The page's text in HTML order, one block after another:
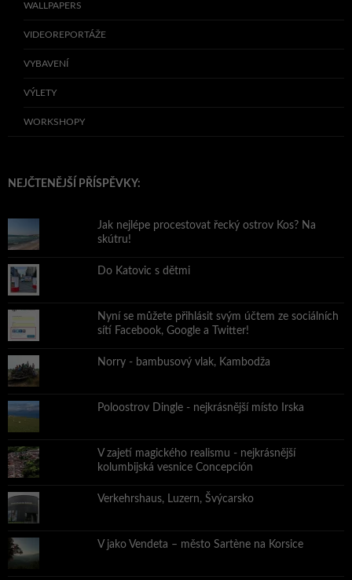
WALLPAPERS
VIDEOREPORTÁŽE
VYBAVENÍ
VÝLETY
WORKSHOPY
NEJČTENĚJŠÍ PŘÍSPĚVKY:
Jak nejlépe procestovat řecký ostrov Kos? Na
skútru!
Do Katovic s dětmi
Nyní se můžete přihlásit svým účtem ze sociálních
sítí Facebook, Google a Twitter!
Norry - bambusový vlak, Kambodža
Poloostrov Dingle - nejkrásnější místo Irska
V zajetí magického realismu - nejkrásnější
kolumbijská vesnice Concepción
Verkehrshaus, Luzern, Švýcarsko
V jako Vendeta – město Sartène na Korsice